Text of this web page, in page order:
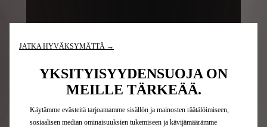
DS ACTIVE LED VISION
JATKA HYVÄKSYMÄTTÄ →
YKSITYISYYDENSUOJA ON
MEILLE TÄRKEÄÄ.
Käytämme evästeitä tarjoamamme sisällön ja mainosten räätälöimiseen,
sosiaalisen median ominaisuuksien tukemiseen ja kävijämäärämme